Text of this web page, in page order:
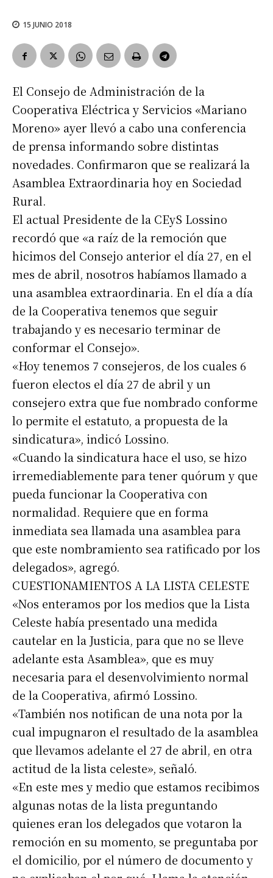
15 JUNIO 2018
El Consejo de Administración de la
Cooperativa Eléctrica y Servicios «Mariano
Moreno» ayer llevó a cabo una conferencia
de prensa informando sobre distintas
novedades. Confirmaron que se realizará la
Asamblea Extraordinaria hoy en Sociedad
Rural.
El actual Presidente de la CEyS Lossino
recordó que «a raíz de la remoción que
hicimos del Consejo anterior el día 27, en el
mes de abril, nosotros habíamos llamado a
una asamblea extraordinaria. En el día a día
de la Cooperativa tenemos que seguir
trabajando y es necesario terminar de
conformar el Consejo».
«Hoy tenemos 7 consejeros, de los cuales 6
fueron electos el día 27 de abril y un
consejero extra que fue nombrado conforme
lo permite el estatuto, a propuesta de la
sindicatura», indicó Lossino.
«Cuando la sindicatura hace el uso, se hizo
irremediablemente para tener quórum y que
pueda funcionar la Cooperativa con
normalidad. Requiere que en forma
inmediata sea llamada una asamblea para
que este nombramiento sea ratificado por los
delegados», agregó.
CUESTIONAMIENTOS A LA LISTA CELESTE
«Nos enteramos por los medios que la Lista
Celeste había presentado una medida
cautelar en la Justicia, para que no se lleve
adelante esta Asamblea», que es muy
necesaria para el desenvolvimiento normal
de la Cooperativa, afirmó Lossino.
«También nos notifican de una nota por la
cual impugnaron el resultado de la asamblea
que llevamos adelante el 27 de abril, en otra
actitud de la lista celeste», señaló.
«En este mes y medio que estamos recibimos
algunas notas de la lista preguntando
quienes eran los delegados que votaron la
remoción en su momento, se preguntaba por
el domicilio, por el número de documento y